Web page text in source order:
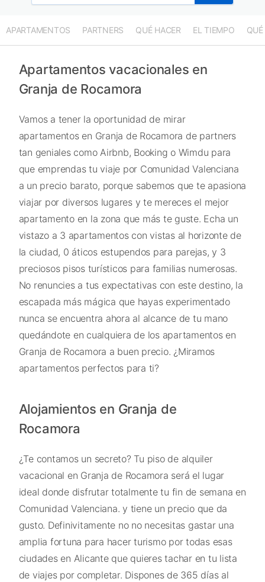
APARTAMENTOS PARTNERS QUÉ HACER EL TIEMPO QUÉ
Apartamentos vacacionales en
Granja de Rocamora
Vamos a tener la oportunidad de mirar
apartamentos en Granja de Rocamora de partners
tan geniales como Airbnb, Booking o Wimdu para
que emprendas tu viaje por Comunidad Valenciana
a un precio barato, porque sabemos que te apasiona
viajar por diversos lugares y te mereces el mejor
apartamento en la zona que más te guste. Echa un
vistazo a 3 apartamentos con vistas al horizonte de
la ciudad, 0 áticos estupendos para parejas, y 3
preciosos pisos turísticos para familias numerosas.
No renuncies a tus expectativas con este destino, la
escapada más mágica que hayas experimentado
nunca se encuentra ahora al alcance de tu mano
quedándote en cualquiera de los apartamentos en
Granja de Rocamora a buen precio. ¿Miramos
apartamentos perfectos para ti?
Alojamientos en Granja de
Rocamora
¿Te contamos un secreto? Tu piso de alquiler
vacacional en Granja de Rocamora será el lugar
ideal donde disfrutar totalmente tu fin de semana en
Comunidad Valenciana. y tiene un precio que da
gusto. Definivitamente no no necesitas gastar una
amplia fortuna para hacer turismo por todas esas
ciudades en Alicante que quieres tachar en tu lista
de viajes por completar. Dispones de 365 días al